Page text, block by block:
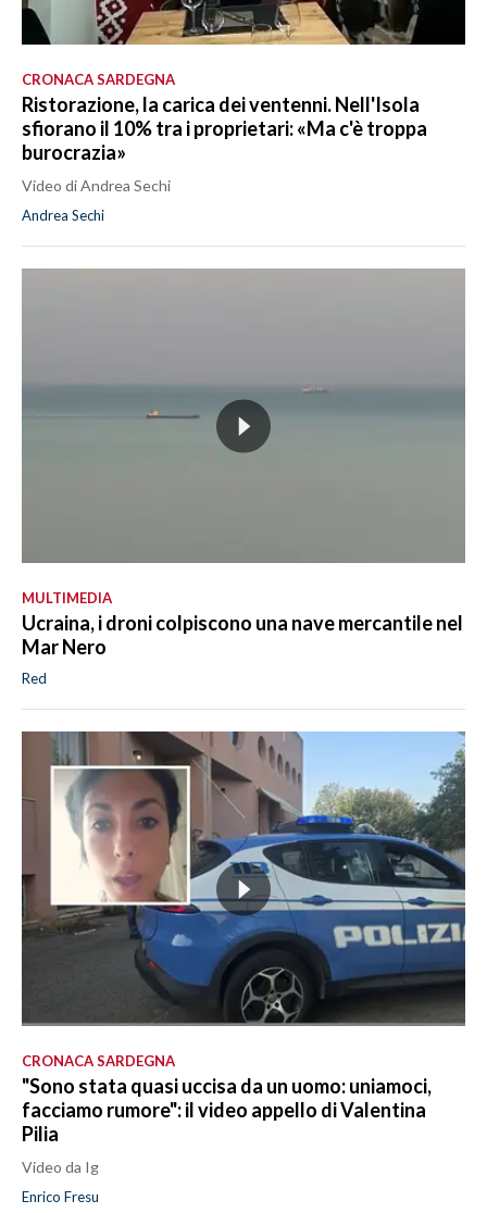
CRONACA SARDEGNA
Ristorazione, la carica dei ventenni. Nell'Isola
sfiorano il 10% tra i proprietari: «Ma c'è troppa
burocrazia»
Video di Andrea Sechi
Andrea Sechi
MULTIMEDIA
Ucraina, i droni colpiscono una nave mercantile nel
Mar Nero
Red
CRONACA SARDEGNA
"Sono stata quasi uccisa da un uomo: uniamoci,
facciamo rumore": il video appello di Valentina
Pilia
Video da Ig
Enrico Fresu